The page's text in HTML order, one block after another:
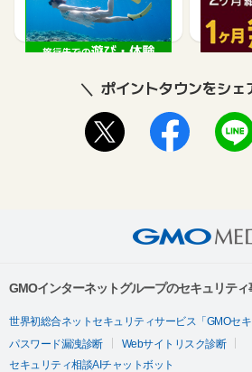
2.5%
ポイントタウンをシェ
GMOインターネットグループのセキュリテ
世界初総合ネットセキュリティサービス「GMOセキ
パスワード漏洩診断
Webサイトリスク診断
セキュリティ相談AIチャットボット